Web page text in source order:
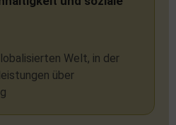
Welt, in der
über